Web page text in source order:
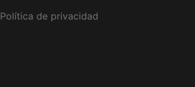
Política de privacidad